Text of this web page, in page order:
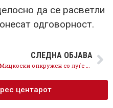
да се расветли
одговорност.
СЛЕДНА ОБЈАВА
центарот